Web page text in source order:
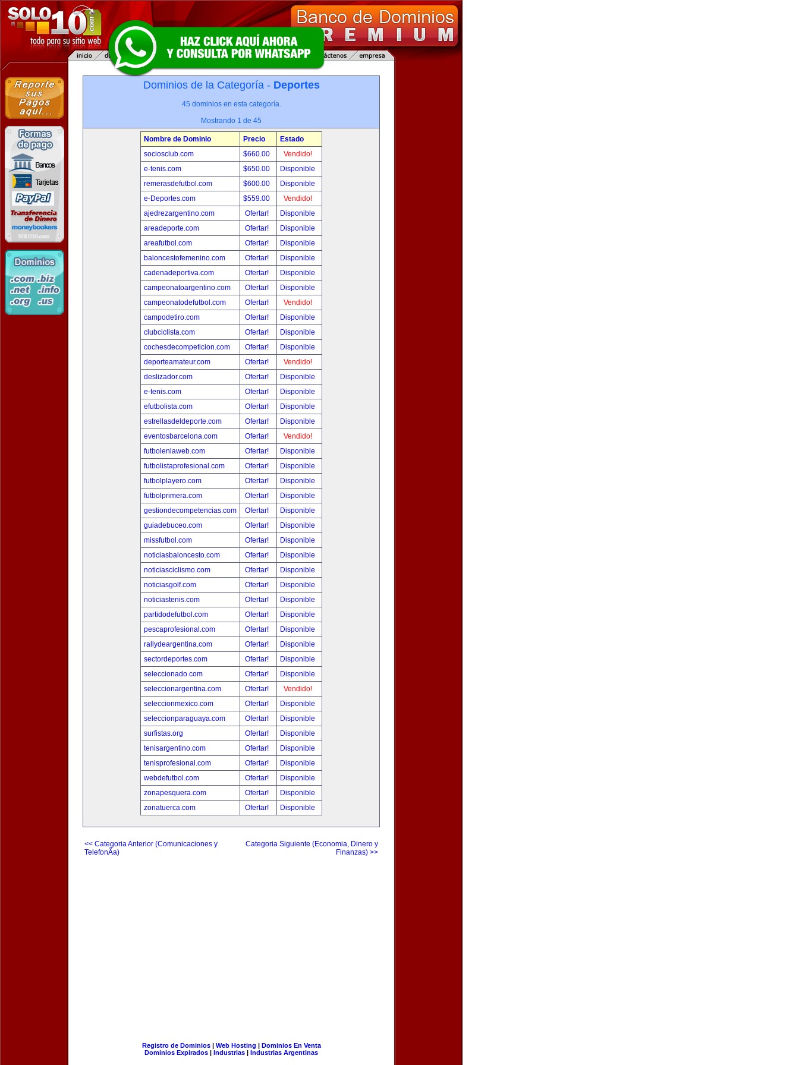
Dominios de la Categoría - Deportes
45 dominios en esta categoría.
Mostrando 1 de 45
Nombre de Dominio Precio
Estado
sociosclub.com
$660.00
Vendido!
e-tenis.com
$650.00
Disponible
remerasdefutbol.com
$600.00
Disponible
e-Deportes.com
$559.00
Vendido!
ajedrezargentino.com
Ofertar!
Disponible
areadeporte.com
Ofertar!
Disponible
areafutbol.com
Ofertar!
Disponible
baloncestofemenino.com
Ofertar!
Disponible
cadenadeportiva.com
Ofertar!
Disponible
campeonatoargentino.com
Ofertar!
Disponible
campeonatodefutbol.com
Ofertar!
Vendido!
campodetiro.com
Ofertar!
Disponible
clubciclista.com
Ofertar!
Disponible
cochesdecompeticion.com
Ofertar!
Disponible
deporteamateur.com
Ofertar!
Vendido!
deslizador.com
Ofertar!
Disponible
e-tenis.com
Ofertar!
Disponible
efutbolista.com
Ofertar!
Disponible
estrellasdeldeporte.com
Ofertar!
Disponible
eventosbarcelona.com
Ofertar!
Vendido!
futbolenlaweb.com
Ofertar!
Disponible
futbolistaprofesional.com
Ofertar!
Disponible
futbolplayero.com
Ofertar!
Disponible
futbolprimera.com
Ofertar!
Disponible
gestiondecompetencias.com
Ofertar!
Disponible
guiadebuceo.com
Ofertar!
Disponible
missfutbol.com
Ofertar!
Disponible
noticiasbaloncesto.com
Ofertar!
Disponible
noticiasciclismo.com
Ofertar!
Disponible
noticiasgolf.com
Ofertar!
Disponible
noticiastenis.com
Ofertar!
Disponible
partidodefutbol.com
Ofertar!
Disponible
pescaprofesional.com
Ofertar!
Disponible
rallydeargentina.com
Ofertar!
Disponible
sectordeportes.com
Ofertar!
Disponible
seleccionado.com
Ofertar!
Disponible
seleccionargentina.com
Ofertar!
Vendido!
seleccionmexico.com
Ofertar!
Disponible
seleccionparaguaya.com
Ofertar!
Disponible
surfistas.org
Ofertar!
Disponible
tenisargentino.com
Ofertar!
Disponible
tenisprofesional.com
Ofertar!
Disponible
webdefutbol.com
Ofertar!
Disponible
zonapesquera.com
Ofertar!
Disponible
zonatuerca.com
Ofertar! Disponible
<< Categoria Anterior (Comunicaciones y
TelefonÃ­a)
Categoria Siguiente (Economia, Dinero y
Finanzas) >>
Registro de Dominios| Web Hosting | Dominios En Venta
Dominios Expirados | Industrias | Industrias Argentinas